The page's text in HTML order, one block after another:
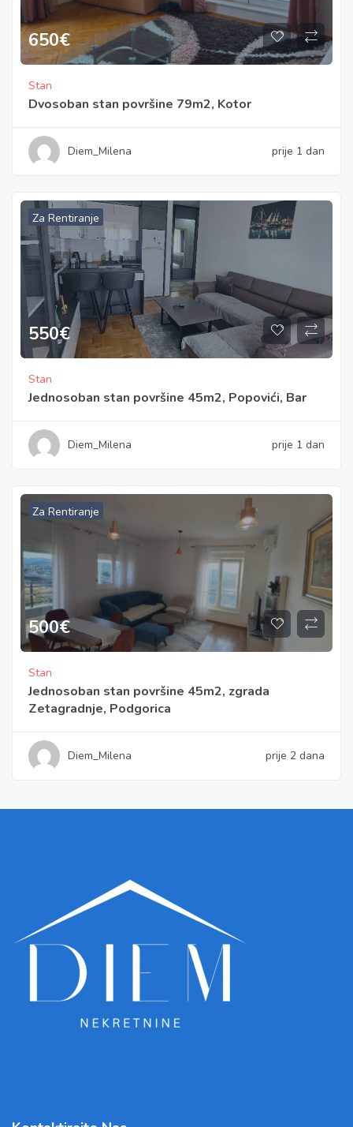
650€
Stan
Dvosoban stan površine 79m2, Kotor
Diem_Milena prije 1 dan
Za Rentiranje
550€
Stan
Jednosoban stan površine 45m2, Popovići, Bar
Diem_Milena prije 1 dan
Za Rentiranje
500€
Stan
Jednosoban stan površine 45m2, zgrada
Zetagradnje, Podgorica
Diem_Milena prije 2 dana